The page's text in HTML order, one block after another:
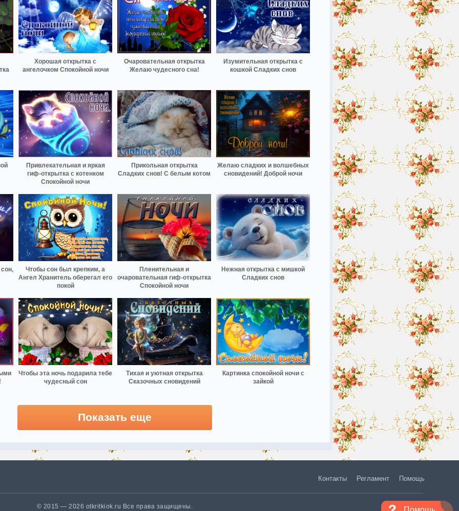
Хорошая открытка с
ангелочком Спокойной ночи
Очаровательная открытка
Желаю чудесного сна!
Изумительная открытка с
кошкой Сладких снов
Привлекательная и яркая
гиф-открытка с котенком
Спокойной ночи
Прикольная открытка
Сладких снов! С белым котом
Желаю сладких и волшебных
сновидений! Доброй ночи
Чтобы сон был крепким, а
Ангел Хранитель оберегал его
покой
Пленительная и
очаровательная гиф-открытка
Спокойной ночи
Нежная открытка с мишкой
Сладких снов
Чтобы эта ночь подарила тебе
чудесный сон
Тихая и уютная открытка
Сказочных сновидений
Картинка спокойной ночи с
зайкой
Показать еще
Контакты Регламент Помощь
© 2015 — 2026 otkritkiok.ru Все права защищены.